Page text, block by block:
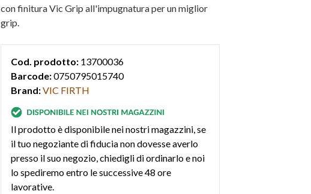
con finitura Vic Grip all'impugnatura per un miglior
grip.
Cod. prodotto: 13700036
Barcode:0750795015740
Brand:VIC FIRTH
Il prodotto è disponibile nei nostri magazzini, se
il tuo negoziante di fiducia non dovesse averlo
presso il suo negozio, chiedigli di ordinarlo e noi
lo spediremo entro le successive 48 ore
lavorative.